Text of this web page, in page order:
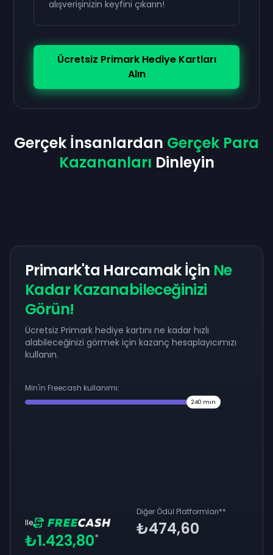
alışverişinizin keyfini çıkarın!
Ücretsiz Primark Hediye Kartları
Alın
Gerçek İnsanlardan Gerçek Para
Kazananları Dinleyin
Primark'ta Harcamak İçin Ne
Kadar Kazanabileceğinizi
Görün!
Ücretsiz Primark hediye kartını ne kadar hızlı
alabileceğinizi görmek için kazanç hesaplayıcımızı
kullanın.
Min'in Freecash kullanımı:
240 min
Ile
₺1.423,80*
Diğer Ödül Platformları**
₺474,60